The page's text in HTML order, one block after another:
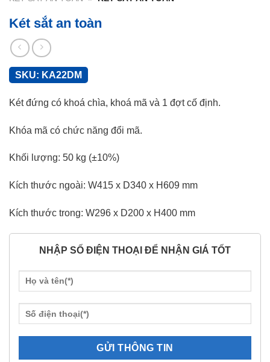
Két sắt an toàn
SKU: KA22DM
Két đứng có khoá chìa, khoá mã và 1 đợt cố định.
Khóa mã có chức năng đổi mã.
Khối lượng: 50 kg (±10%)
Kích thước ngoài: W415 x D340 x H609 mm
Kích thước trong: W296 x D200 x H400 mm
NHẬP SỐ ĐIỆN THOẠI ĐỂ NHẬN GIÁ TỐT